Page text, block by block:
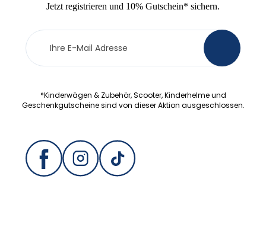
Jetzt registrieren und 10% Gutschein* sichern.
Newsletter
Anmeldung
*Kinderwägen & Zubehör, Scooter, Kinderhelme und
Geschenkgutscheine sind von dieser Aktion ausgeschlossen.